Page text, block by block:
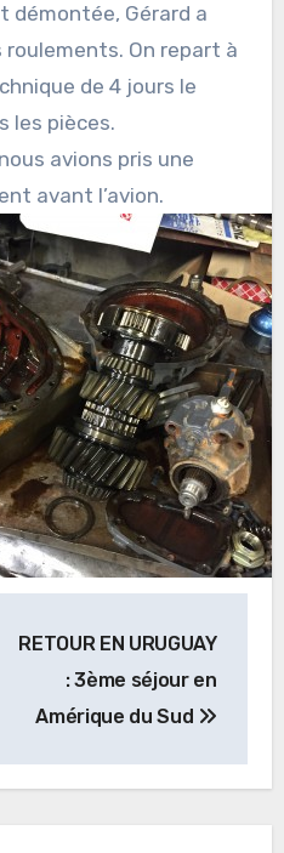
démontée, Gérard a
On repart à
de 4 jours le
les pièces.
avions pris une
avant l’avion.
RETOUR EN URUGUAY
: 3ème séjour en
Amérique du Sud